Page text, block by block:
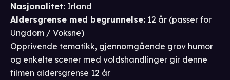
Nasjonalitet: Irland
Aldersgrense med begrunnelse: 12 år (passer for
Ungdom / Voksne)
Opprivende tematikk, gjennomgående grov humor
og enkelte scener med voldshandlinger gir denne
filmen aldersgrense 12 år